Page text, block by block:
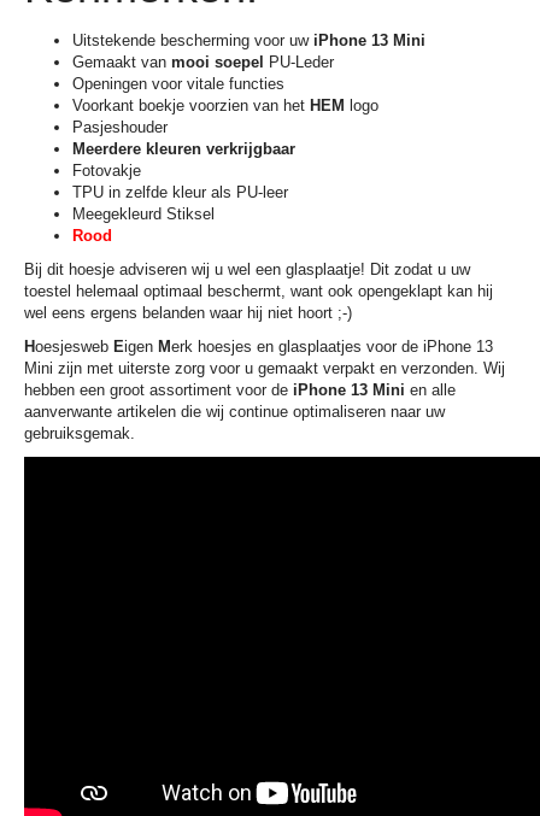
Uitstekende bescherming voor uw iPhone 13 Mini
Gemaakt van mooi soepel
PU-Leder
Openingen voor vitale functies
Voorkant boekje voorzien van het HEM logo
Pasjeshouder
Meerdere kleuren verkrijgbaar
Fotovakje
TPU in zelfde kleur als PU-leer
Meegekleurd Stiksel
Rood
Bij dit hoesje adviseren wij u wel een glasplaatje! Dit zodat u uw
toestel helemaal optimaal beschermt, want ook opengeklapt kan hij
wel eens ergens belanden waar hij niet hoort ;-)
Hoesjesweb Eigen Merk hoesjes en glasplaatjes voor de iPhone 13
Mini zijn met uiterste zorg voor u gemaakt verpakt en verzonden. Wij
hebben een groot assortiment voor de iPhone 13 Mini en alle
aanverwante artikelen die wij continue optimaliseren naar uw
gebruiksgemak.